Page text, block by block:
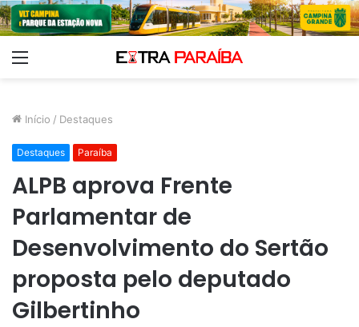
Início / Destaques
Destaques Paraíba
ALPB aprova Frente
Parlamentar de
Desenvolvimento do Sertão
proposta pelo deputado
Gilbertinho